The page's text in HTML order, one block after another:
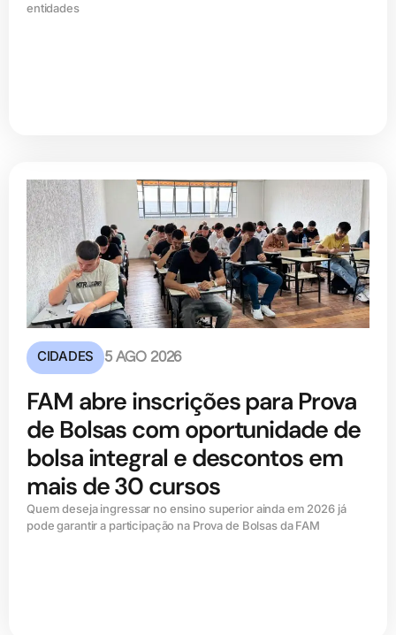
entidades
CIDADES 5 AGO 2026
FAM abre inscrições para Prova
de Bolsas com oportunidade de
bolsa integral e descontos em
mais de 30 cursos
Quem deseja ingressar no ensino superior ainda em 2026 já
pode garantir a participação na Prova de Bolsas da FAM